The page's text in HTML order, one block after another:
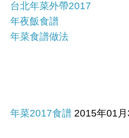
台北年菜外帶2017
年夜飯食譜
年菜食譜做法
年菜2017食譜 2015年01